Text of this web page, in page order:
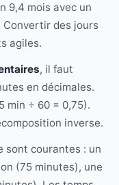
9,4 mois avec un
Convertir des jours
agiles.
, il faut
en décimales.
min ÷ 60 = 0,75).
inverse.
sont courantes : un
(75 minutes), une